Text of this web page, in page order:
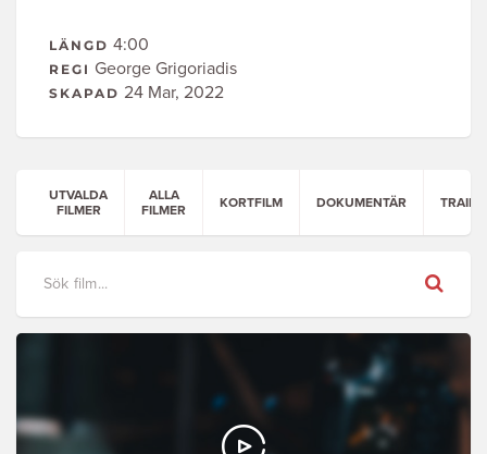
LÄNGD 4:00
REGI George Grigoriadis
SKAPAD 24 Mar, 2022
UTVALDA
FILMER
ALLA
FILMER
KORTFILM DOKUMENTÄR
Sök